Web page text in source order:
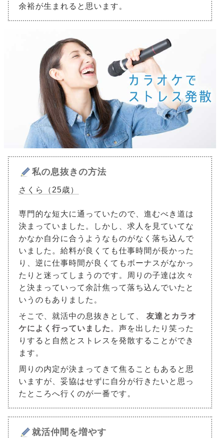
余裕が生まれると思います。
私の息抜きの方法
さくら（25歳）
専門的な短大に通っていたので、進むべき道は
決まっていました。しかし、求人を見ていてな
かなか自分に合うようなものがなく落ち込んで
いました。給料が良くても仕事時間が長かった
り、逆に仕事時間が良くてもボーナスがなかっ
たりと迷ってしまうのです。周りの子達は次々
と決まっていって余計焦って落ち込んでいたと
いうのもありました。
そこで、就活中の息抜きとして、
友達とカラオ
ケによく行っていました 。声を出したり笑った
りすると自然とストレスを発散することができ
ます。
周りの内定が決まってきて焦ることもあると思
いますが、妥協はせずに自分が行きたいと思っ
たところへ行くのが一番です。
就活仲間を増やす